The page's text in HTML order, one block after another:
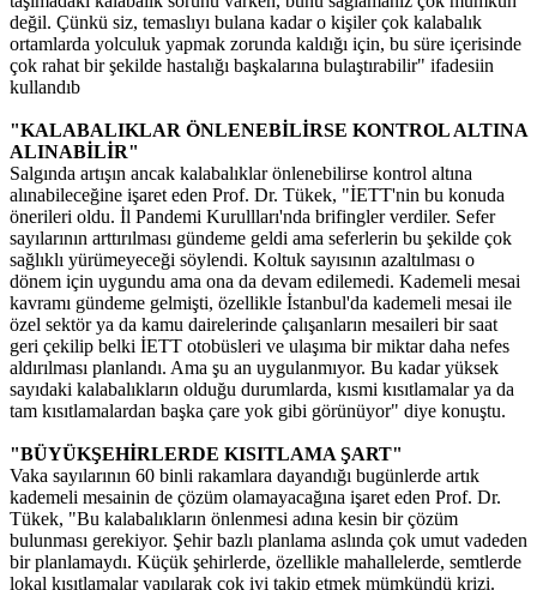
değil. Çünkü siz, temaslıyı bulana kadar o kişiler çok kalabalık
ortamlarda yolculuk yapmak zorunda kaldığı için, bu süre içerisinde
çok rahat bir şekilde hastalığı başkalarına bulaştırabilir" ifadesiin
kullandıb
"KALABALIKLAR ÖNLENEBİLİRSE KONTROL ALTINA
ALINABİLİR"
Salgında artışın ancak kalabalıklar önlenebilirse kontrol altına
alınabileceğine işaret eden Prof. Dr. Tükek, "İETT'nin bu konuda
önerileri oldu. İl Pandemi Kurullları'nda brifingler verdiler. Sefer
sayılarının arttırılması gündeme geldi ama seferlerin bu şekilde çok
sağlıklı yürümeyeceği söylendi. Koltuk sayısının azaltılması o
dönem için uygundu ama ona da devam edilemedi. Kademeli mesai
kavramı gündeme gelmişti, özellikle İstanbul'da kademeli mesai ile
özel sektör ya da kamu dairelerinde çalışanların mesaileri bir saat
geri çekilip belki İETT otobüsleri ve ulaşıma bir miktar daha nefes
aldırılması planlandı. Ama şu an uygulanmıyor. Bu kadar yüksek
sayıdaki kalabalıkların olduğu durumlarda, kısmi kısıtlamalar ya da
tam kısıtlamalardan başka çare yok gibi görünüyor" diye konuştu.
"BÜYÜKŞEHİRLERDE KISITLAMA ŞART"
Vaka sayılarının 60 binli rakamlara dayandığı bugünlerde artık
kademeli mesainin de çözüm olamayacağına işaret eden Prof. Dr.
Tükek, "Bu kalabalıkların önlenmesi adına kesin bir çözüm
bulunması gerekiyor. Şehir bazlı planlama aslında çok umut vadeden
bir planlamaydı. Küçük şehirlerde, özellikle mahallelerde, semtlerde
lokal kısıtlamalar yapılarak çok iyi takip etmek mümkündü krizi.